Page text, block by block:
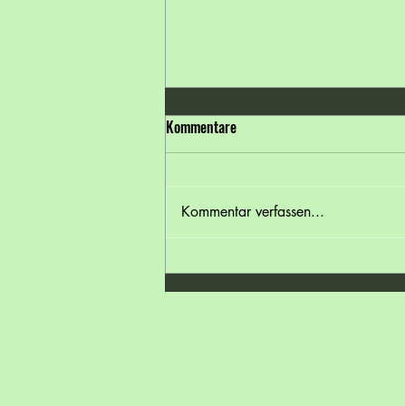
🌞 Hitzewelle in Österreich – gönn
deinen Füßen eine Abkühlung! 👣
Kommentare
Kommentar verfassen...